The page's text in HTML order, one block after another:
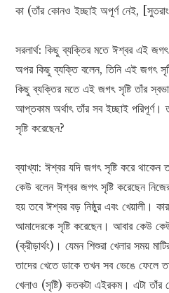
কা (তাঁর কোনও ইচ্ছাই অপূর্ণ নেই,
সরলার্থ: কিছু ব্যক্তির মতে ঈশ্বর এই
অপর কিছু ব্যক্তি বলেন, তিনি এই জগৎ
কিছু ব্যক্তির মতে এই জগৎ সৃষ্টি তাঁর
আপ্তকাম অর্থাৎ তাঁর সব ইচ্ছাই
সৃষ্টি করেছেন?
ব্যাখ্যা: ঈশ্বর যদি জগৎ সৃষ্টি করে
কেউ বলেন ঈশ্বর জগৎ সৃষ্টি করেছেন
হয় তবে ঈশ্বর বড় নিষ্ঠুর এবং খেয়ালী।
আমাদেরকে সৃষ্টি করেছেন। আবার কেউ
(ক্রীড়ার্থং)। যেমন শিশুরা খেলার সময়
তাদের খেতে ডাকে তখন সব ভেঙে ফেলে
খেলাও (সৃষ্টি) কতকটা এইরকম। এটা তাঁর